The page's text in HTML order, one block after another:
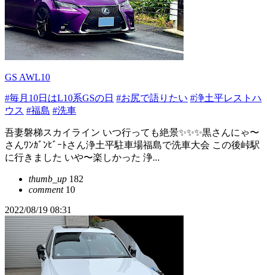
GS AWL10
#毎月10日はL10系GSの日 #お尻で語りたい #浄土平レストハ
ウス #福島 #洗車
吾妻磐梯スカイライン いつ行っても絶景✨✨✨黒さんにゃ〜
さんﾜﾝｶﾞﾝﾋﾞｰﾄさん浄土平駐車場福島で洗車大会 この後峠駅
に行きました いや〜楽しかった 浄...
thumb_up 182
comment10
2022/08/19 08:31